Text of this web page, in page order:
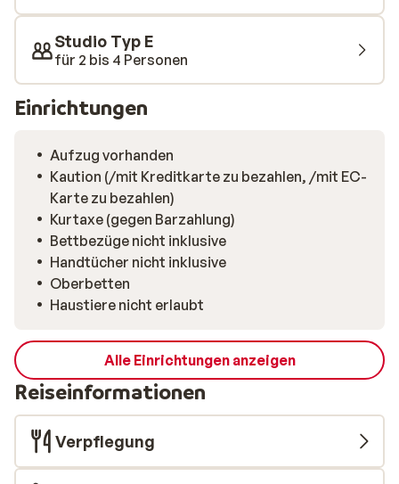
Studio Typ E
für 2 bis 4 Personen
Einrichtungen
Aufzug vorhanden
Kaution (/mit Kreditkarte zu bezahlen, /mit EC-
Karte zu bezahlen)
Kurtaxe (gegen Barzahlung)
Bettbezüge nicht inklusive
Handtücher nicht inklusive
Oberbetten
Haustiere nicht erlaubt
Alle Einrichtungen anzeigen
Reiseinformationen
Verpflegung